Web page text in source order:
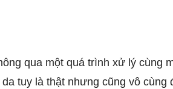
qua một quá trình xử lý cùng
tuy là thật nhưng cũng vô cùng